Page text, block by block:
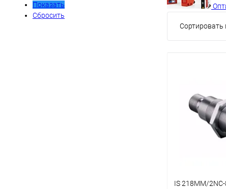
Показать
Сбросить
Сортировать
IS 218MM/2NC-